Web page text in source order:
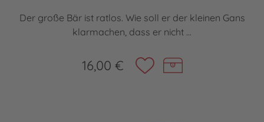
Der große Bär ist ratlos. Wie soll er der kleinen Gans
klarmachen, dass er nicht ...
16,00 €